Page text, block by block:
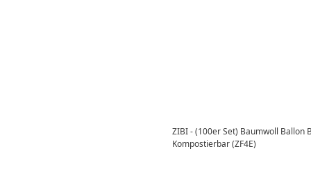
ZIBI - (100er Set) Baumwoll Ballon
Kompostierbar (ZF4E)